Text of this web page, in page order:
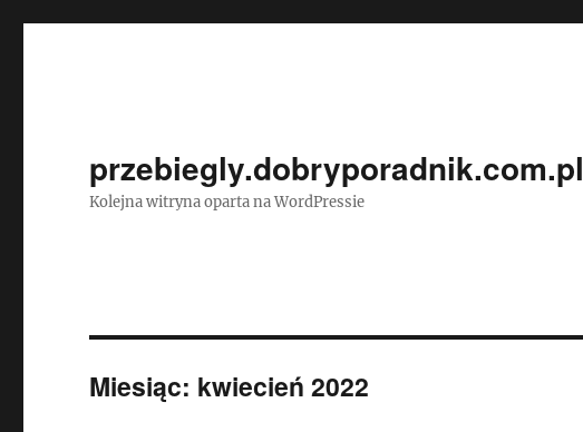
przebiegly.dobryporadnik.com.pl
Kolejna witryna oparta na WordPressie
Miesiąc: kwiecień 2022